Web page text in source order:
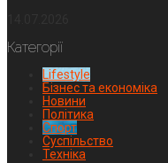
Категорії
Lifestyle
Бізнес та економіка
Новини
Політика
Спорт
Суспільство
Техніка